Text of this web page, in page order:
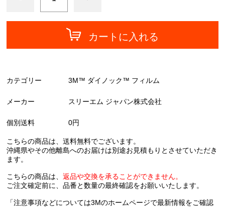
カートに入れる
カテゴリー 3M™ ダイノック™ フィルム
メーカー スリーエム ジャパン株式会社
個別送料 0円
こちらの商品は、送料無料でございます。
沖縄県やその他離島へのお届けは別途お見積もりとさせていただき
ます。
こちらの商品は、返品や交換を承ることができません。
ご注文確定前に、品番と数量の最終確認をお願いいたします。
「注意事項などについては3Mのホームページで最新情報をご確認